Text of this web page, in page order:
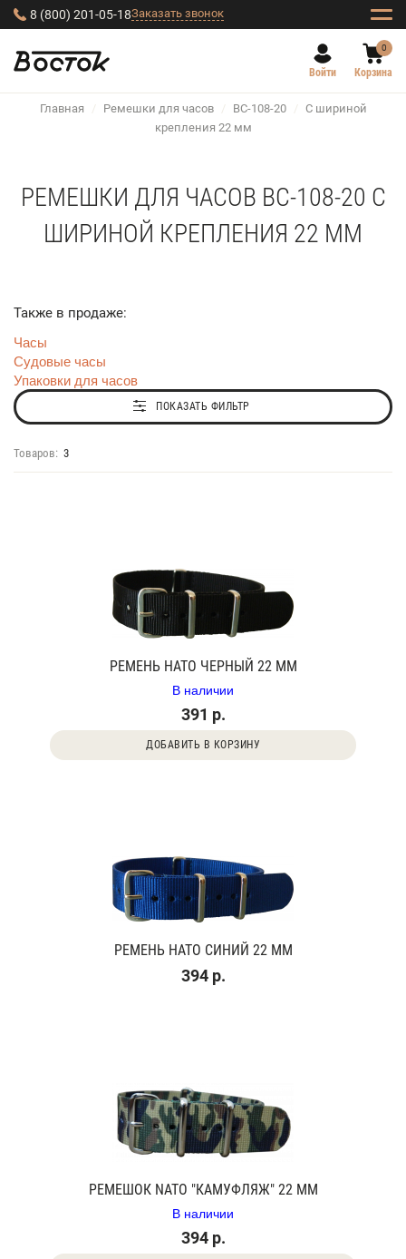
8 (800) 201-05-18Заказать звонок
Войти
0
Корзина
Главная / Ремешки для часов / BC-108-20 / С шириной
крепления 22 мм
РЕМЕШКИ ДЛЯ ЧАСОВ BC-108-20 С
ШИРИНОЙ КРЕПЛЕНИЯ 22 ММ
Также в продаже:
Часы
Судовые часы
Упаковки для часов
ПОКАЗАТЬ ФИЛЬТР
Товаров: 3
РЕМЕНЬ НАТО ЧЕРНЫЙ 22 ММ
В наличии
391 р.
ДОБАВИТЬ В КОРЗИНУ
РЕМЕНЬ НАТО СИНИЙ 22 ММ
394 р.
РЕМЕШОК NATO "КАМУФЛЯЖ" 22 ММ
В наличии
394 р.